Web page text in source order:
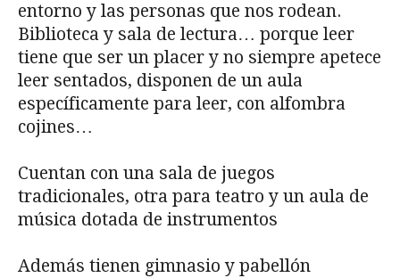
entorno y las personas que nos rodean.
Biblioteca y sala de lectura… porque leer
tiene que ser un placer y no siempre apetece
leer sentados, disponen de un aula
específicamente para leer, con alfombra
cojines…
Cuentan con una sala de juegos
tradicionales, otra para teatro y un aula de
música dotada de instrumentos
Además tienen gimnasio y pabellón